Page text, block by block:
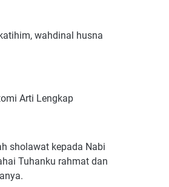
wahdinal husna
Arti Lengkap
sholawat kepada Nabi
Tuhanku rahmat dan